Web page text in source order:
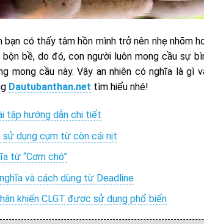
bạn có thấy tâm hồn mình trở nên nhẹ nhõm
bề, do đó, con người luôn mong cầu sự
mong cầu này. Vậy an nhiên có nghĩa là gì
Dautubanthan.net tìm hiểu nhé!
tập hướng dẫn chi tiết
sử dụng cụm từ còn cái nịt
từ “Cơm chó”
và cách dùng từ Deadline
khiến CLGT được sử dụng phổ biến